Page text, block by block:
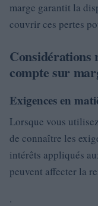
marge garantit la
couvrir ces pertes
Considérations
compte sur
Exigences en
Lorsque vous
de connaître les
intérêts appliqués
peuvent affecter la
.